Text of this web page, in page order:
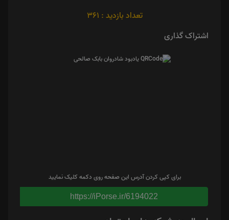
تعداد بازدید : 361
اشتراک گذاری
برای کپی کردن آدرس این صفحه روی دکمه کلیک نمایید
https://iPorse.ir/6194022